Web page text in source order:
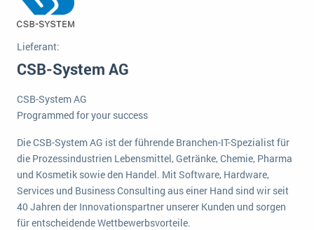
NACHRICHTENARCHIV
Lieferant:
CSB-System AG
CSB-System AG
Programmed for your success
Die CSB-System AG ist der führende Branchen-IT-Spezialist für
die Prozessindustrien Lebensmittel, Getränke, Chemie, Pharma
und Kosmetik sowie den Handel. Mit Software, Hardware,
Services und Business Consulting aus einer Hand sind wir seit
40 Jahren der Innovationspartner unserer Kunden und sorgen
für entscheidende Wettbewerbsvorteile.